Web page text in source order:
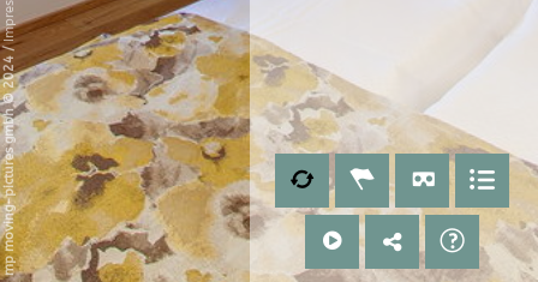
mp moving-pictures gmbh © 2024
/